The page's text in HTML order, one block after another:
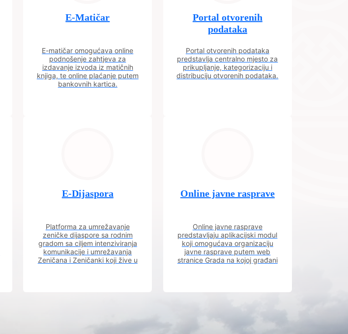
E-Matičar
E-matičar omogućava online
podnošenje zahtjeva za
izdavanje izvoda iz matičnih
knjiga, te online plaćanje putem
bankovnih kartica.
Portal otvorenih
podataka
Portal otvorenih podataka
predstavlja centralno mjesto za
prikupljanje, kategorizaciju i
distribuciju otvorenih podataka.
E-Dijaspora
Platforma za umrežavanje
zeničke dijaspore sa rodnim
gradom sa ciljem intenziviranja
komunikacije i umrežavanja
Zeničana i Zeničanki koji žive u
Online javne rasprave
Online javne rasprave
predstavljaju aplikacijski modul
koji omogućava organizaciju
javne rasprave putem web
stranice Grada na kojoj građani